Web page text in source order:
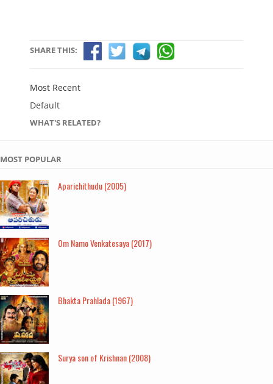
SHARE THIS:
Most Recent
Default
WHAT'S RELATED?
MOST POPULAR
Aparichithudu (2005)
Om Namo Venkatesaya (2017)
Bhakta Prahlada (1967)
Surya son of Krishnan (2008)